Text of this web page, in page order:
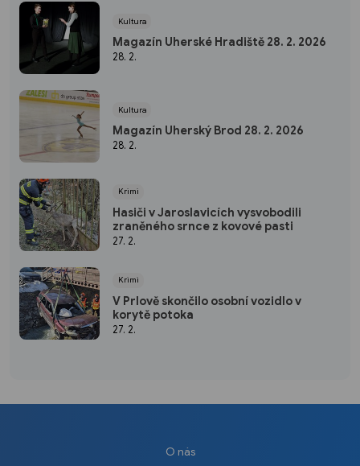
Kultura
Magazín Uherské Hradiště 28. 2. 2026
28. 2.
Kultura
Magazín Uherský Brod 28. 2. 2026
28. 2.
Krimi
Hasiči v Jaroslavicích vysvobodili
zraněného srnce z kovové pasti
27. 2.
Krimi
V Prlově skončilo osobní vozidlo v
korytě potoka
27. 2.
O nás